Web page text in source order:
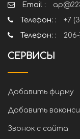
Email :
Телефон: :
+7
Телефон: :
СЕРВИСЫ
Добавить фирму
Добавить
Звонок с сайта